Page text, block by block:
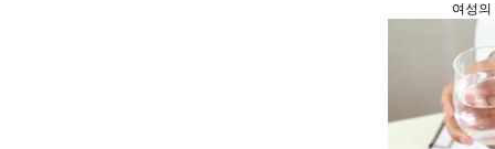
여성